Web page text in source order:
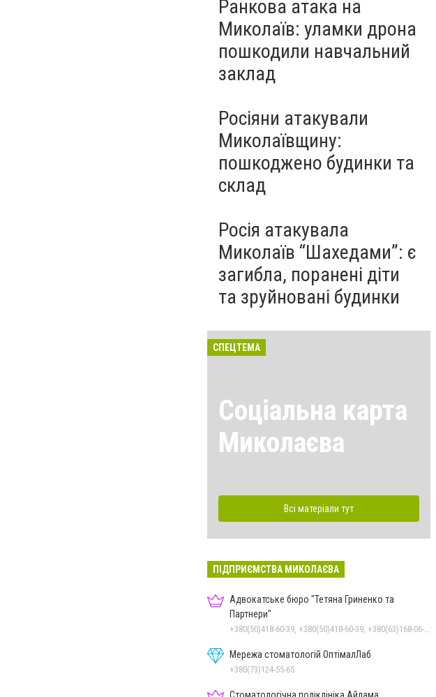
Ранкова атака на
Миколаїв: уламки дрона
пошкодили навчальний
заклад
Росіяни атакували
Миколаївщину:
пошкоджено будинки та
склад
Росія атакувала
Миколаїв “Шахедами”: є
загибла, поранені діти
та зруйновані будинки
СПЕЦТЕМА
Соціальна карта
Миколаєва
Всі матеріали тут
ПІДПРИЄМСТВА МИКОЛАЄВА
Адвокатське бюро "Тетяна Гриненко та
Партнери"
Мережа стоматологій ОптімалЛаб
+380(73)124-55-65
Стоматологічна поліклініка Айлама